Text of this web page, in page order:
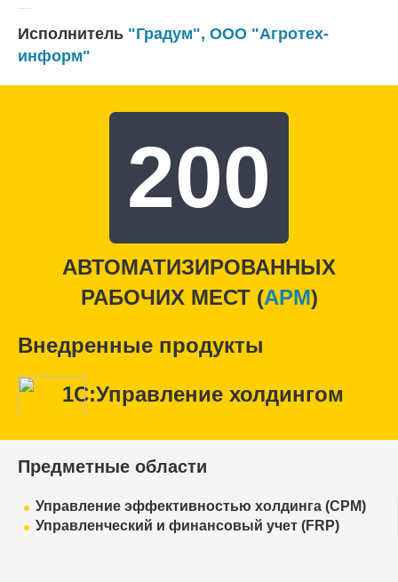
Исполнитель "Градум", ООО "Агротех-
информ"
200
АВТОМАТИЗИРОВАННЫХ
РАБОЧИХ МЕСТ (APM)
Внедренные продукты
1С:Управление холдингом
Предметные области
Управление эффективностью холдинга (CPM)
Управленческий и финансовый учет (FRP)